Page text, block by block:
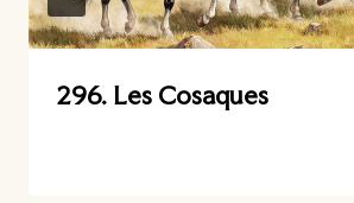
296. Les Cosaques